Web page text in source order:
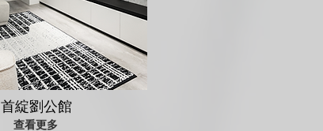
首綻劉公館
查看更多